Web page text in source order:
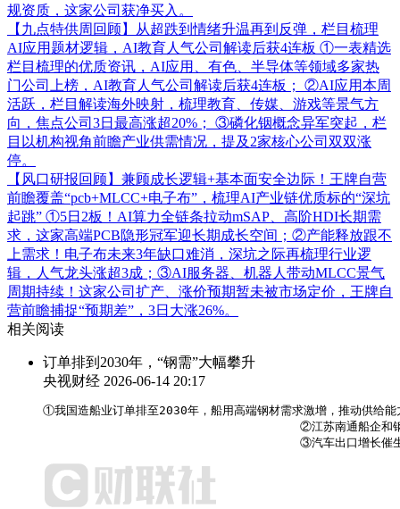
规资质，这家公司获净买入。
【九点特供周回顾】从超跌到情绪升温再到反弹，栏目梳理
AI应用题材逻辑，AI教育人气公司解读后获4连板 ①一表精选
栏目梳理的优质资讯，AI应用、有色、半导体等领域多家热
门公司上榜，AI教育人气公司解读后获4连板； ②AI应用本周
活跃，栏目解读海外映射，梳理教育、传媒、游戏等景气方
向，焦点公司3日最高涨超20%； ③磷化铟概念异军突起，栏
目以机构视角前瞻产业供需情况，提及2家核心公司双双涨
停。
【风口研报回顾】兼顾成长逻辑+基本面安全边际！王牌自营
前瞻覆盖“pcb+MLCC+电子布”，梳理AI产业链优质标的“深坑
起跳” ①5日2板！AI算力全链条拉动mSAP、高阶HDI长期需
求，这家高端PCB隐形冠军迎长期成长空间；②产能释放跟不
上需求！电子布未来3年缺口难消，深坑之际再梳理行业逻
辑，人气龙头涨超3成；③AI服务器、机器人带动MLCC景气
周期持续！这家公司扩产、涨价预期暂未被市场定价，王牌自
营前瞻捕捉“预期差”，3日大涨26%。
相关阅读
订单排到2030年，“钢需”大幅攀升
央视财经 2026-06-14 20:17
①我国造船业订单排至2030年，船用高端钢材需求激增，推动供给能
②江苏南通船企和钢
③汽车出口增长催生超